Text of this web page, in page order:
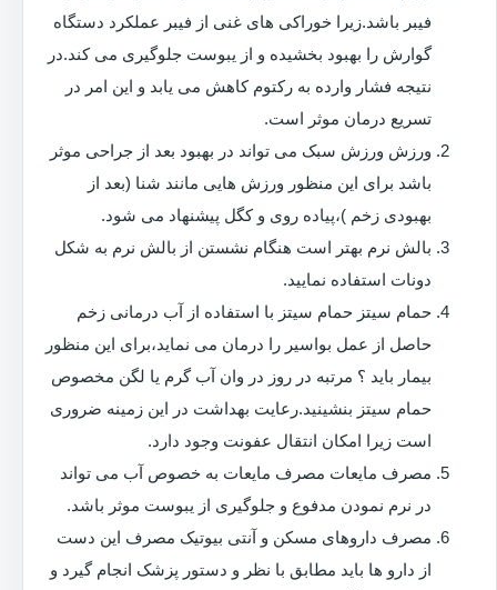
فیبر باشد.زیرا خوراکی های غنی از فیبر عملکرد دستگاه
گوارش را بهبود بخشیده و از یبوست جلوگیری می کند.در
نتیجه فشار وارده به رکتوم کاهش می یابد و این امر در
تسریع درمان موثر است.
ورزش ورزش سبک می تواند در بهبود بعد از جراحی موثر
باشد برای این منظور ورزش هایی مانند شنا (بعد از
بهبودی زخم )،پیاده روی و کگل پیشنهاد می شود.
بالش نرم بهتر است هنگام نشستن از بالش نرم به شکل
دونات استفاده نمایید.
حمام سیتز حمام سیتز با استفاده از آب درمانی زخم
حاصل از عمل بواسیر را درمان می نماید،برای این منظور
بیمار باید ؟ مرتبه در روز در وان آب گرم یا لگن مخصوص
حمام سیتز بنشینید.رعایت بهداشت در این زمینه ضروری
است زیرا امکان انتقال عفونت وجود دارد.
مصرف مایعات مصرف مایعات به خصوص آب می تواند
در نرم نمودن مدفوع و جلوگیری از یبوست موثر باشد.
مصرف داروهای مسکن و آنتی بیوتیک مصرف این دست
از دارو ها باید مطابق با نظر و دستور پزشک انجام گیرد و